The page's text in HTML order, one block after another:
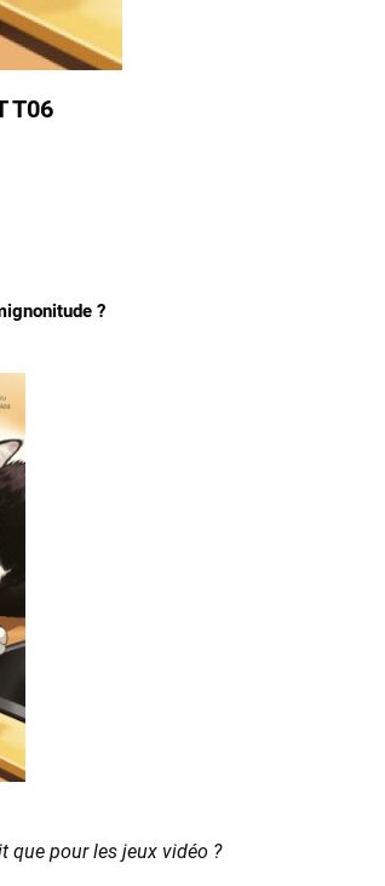
T06
?
que pour les jeux vidéo ?